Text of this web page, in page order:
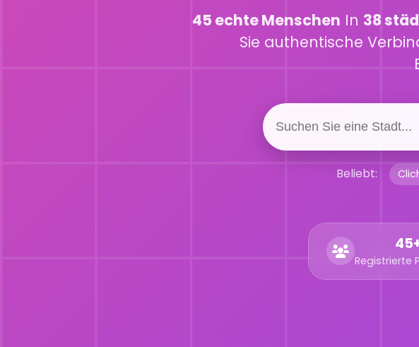
45 echte Menschen In 38
Sie authentische
Beliebt:
Registrierte